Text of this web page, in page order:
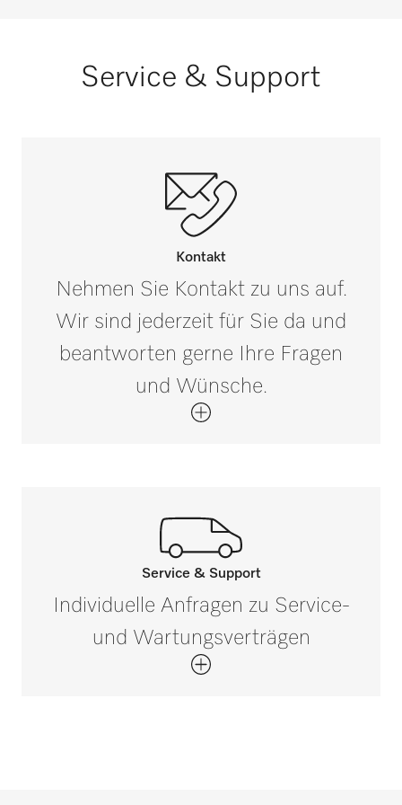
Service & Support
Kontakt
Nehmen Sie Kontakt zu uns auf.
Wir sind jederzeit für Sie da und
beantworten gerne Ihre Fragen
und Wünsche.
Rufen Sie unsere Experten an.
Wenn Sie Fragen haben oder weitere
Informationen benötigen, kontaktieren Sie
uns bitte unter 0 52 41 22 44 644*
Service & Support
Individuelle Anfragen zu Service-
und Wartungsverträgen